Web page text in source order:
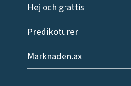
Hej och grattis
Predikoturer
Marknaden.ax